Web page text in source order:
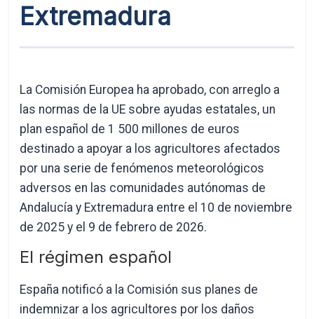
Extremadura
La Comisión Europea ha aprobado, con arreglo a
las normas de la UE sobre ayudas estatales, un
plan español de 1 500 millones de euros
destinado a apoyar a los agricultores afectados
por una serie de fenómenos meteorológicos
adversos en las comunidades autónomas de
Andalucía y Extremadura entre el 10 de noviembre
de 2025 y el 9 de febrero de 2026.
El régimen español
España notificó a la Comisión sus planes de
indemnizar a los agricultores por los daños